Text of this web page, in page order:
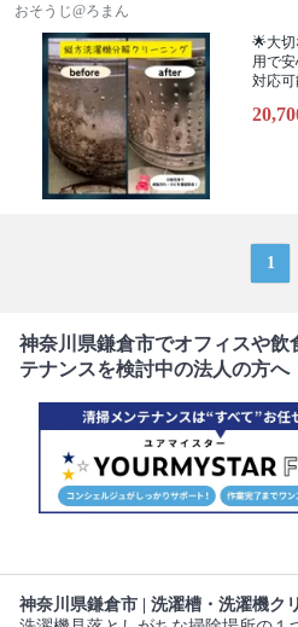
おそうじ@ろまん
🌟大
用で
対応可
1
神奈川県鎌倉市でオフィスや
テナンスを検討中の法人の方へ
神奈川県鎌倉市 | 洗濯槽・洗濯機ク